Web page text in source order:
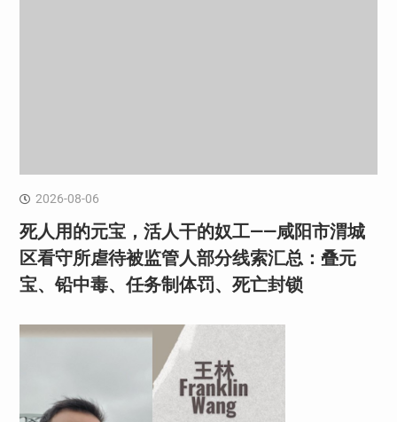
2026-08-06
死人用的元宝，活人干的奴工——咸阳市渭城
区看守所虐待被监管人部分线索汇总：叠元
宝、铅中毒、任务制体罚、死亡封锁